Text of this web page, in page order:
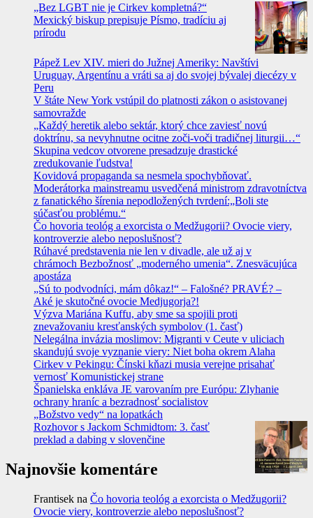
„Bez LGBT nie je Cirkev kompletná?“
Mexický biskup prepisuje Písmo, tradíciu aj
prírodu
Pápež Lev XIV. mieri do Južnej Ameriky: Navštívi
Uruguay, Argentínu a vráti sa aj do svojej bývalej diecézy v
Peru
V štáte New York vstúpil do platnosti zákon o asistovanej
samovražde
„Každý heretik alebo sektár, ktorý chce zaviesť novú
doktrínu, sa nevyhnutne ocitne zoči-voči tradičnej liturgii…“
Skupina vedcov otvorene presadzuje drastické
zredukovanie ľudstva!
Kovidová propaganda sa nesmela spochybňovať.
Moderátorka mainstreamu usvedčená ministrom zdravotníctva
z fanatického šírenia nepodložených tvrdení:„Boli ste
súčasťou problému.“
Čo hovoria teológ a exorcista o Medžugorii? Ovocie viery,
kontroverzie alebo neposlušnosť?
Rúhavé predstavenia nie len v divadle, ale už aj v
chrámoch Bezbožnosť „moderného umenia“. Znesväcujúca
apostáza
„Sú to podvodníci, mám dôkaz!“ – Falošné? PRAVÉ? –
Aké je skutočné ovocie Medjugorja?!
Výzva Mariána Kuffu, aby sme sa spojili proti
znevažovaniu kresťanských symbolov (1. časť)
Nelegálna invázia moslimov: Migranti v Ceute v uliciach
skandujú svoje vyznanie viery: Niet boha okrem Alaha
Cirkev v Pekingu: Čínski kňazi musia verejne prisahať
vernosť Komunistickej strane
Španielska enkláva JE varovaním pre Európu: Zlyhanie
ochrany hraníc a bezradnosť socialistov
„Božstvo vedy“ na lopatkách
Rozhovor s Jackom Schmidtom: 3. časť
preklad a dabing v slovenčine
Najnovšie komentáre
Frantisek na Čo hovoria teológ a exorcista o Medžugorii?
Ovocie viery, kontroverzie alebo neposlušnosť?